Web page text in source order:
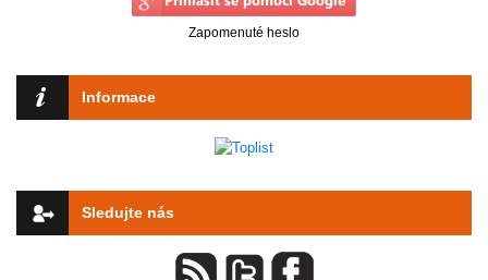
Zapomenuté heslo
Informace
Sledujte nás